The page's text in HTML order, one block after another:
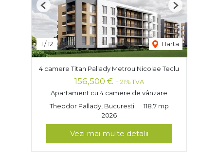
1 /12 Harta
Previous Next
4 camere Titan Pallady Metrou Nicolae Teclu
156,500 € + 21% TVA
Apartament cu 4 camere de vânzare
Theodor Pallady, Bucuresti
118.7 mp
2026
Vezi mai multe detalii